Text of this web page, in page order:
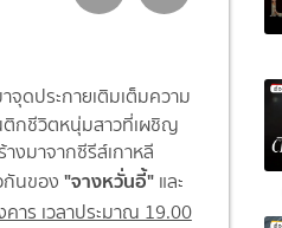
จุดประกายเติมเต็มความ
ติกชีวิตหนุ่มสาวที่เผชิญ
งมาจากซีรีส์เกาหลี
กันของ "จางหวั่นอี้"และ
าร เวลาประมาณ 19.00